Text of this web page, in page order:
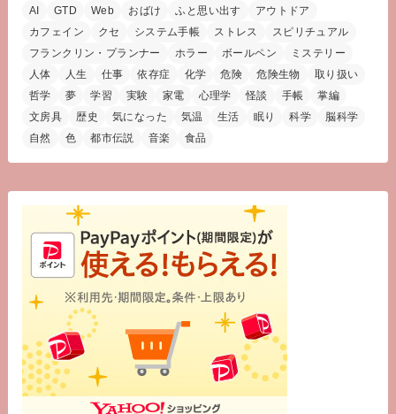
AI GTD Web おばけ ふと思い出す
アウトドア
カフェイン
クセ システム手帳 ストレス
スピリチュアル
フランクリン・プランナー
ホラー ボールペン
ミステリー
人体
人生 仕事 依存症 化学 危険 危険生物
取り扱い
哲学
夢 学習 実験 家電 心理学 怪談 手帳
掌編
文房具
歴史 気になった 気温 生活 眠り 科学
脳科学
自然
色 都市伝説 音楽 食品